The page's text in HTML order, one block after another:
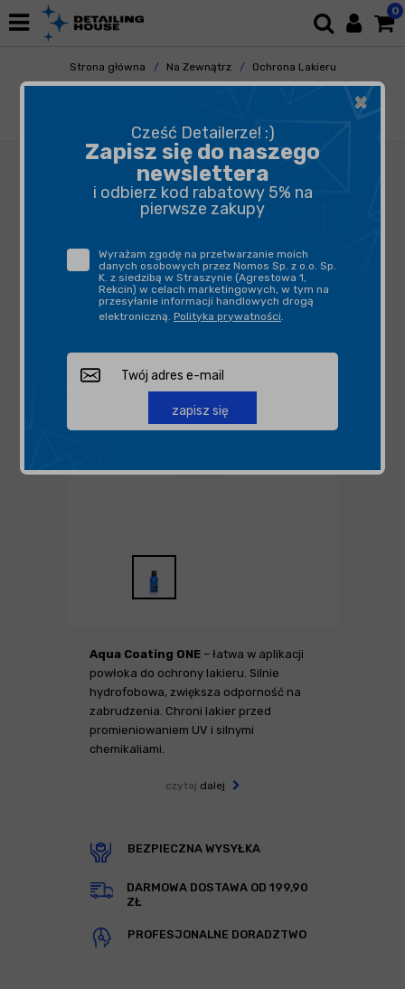
0
Strona główna Na Zewnątrz
Ochrona Lakieru
Powłoki Ceramiczne
Aqua Coating ONE – łatwa w aplikacji
powłoka do ochrony lakieru. Silnie
hydrofobowa, zwiększa odporność na
zabrudzenia. Chroni lakier przed
promieniowaniem UV i silnymi
chemikaliami.
czytaj dalej
BEZPIECZNA WYSYŁKA
DARMOWA DOSTAWA OD 199,90
ZŁ
PROFESJONALNE DORADZTWO
×
Cześć Detailerze! :)
Zapisz się do naszego
newslettera
i odbierz kod rabatowy 5% na
pierwsze zakupy
Wyrażam zgodę na przetwarzanie moich
danych osobowych przez Nomos Sp. z o.o. Sp.
K. z siedzibą w Straszynie (Agrestowa 1,
Rekcin) w celach marketingowych, w tym na
przesyłanie informacji handlowych drogą
elektroniczną. Polityka prywatności.
zapisz się